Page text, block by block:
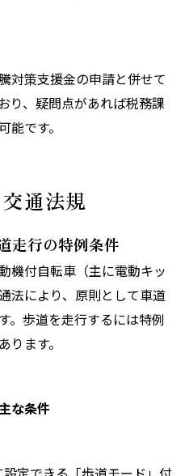
対策支援金の申請と併せて
り、疑問点があれば税務課
です。
通法規
走行の特例条件
機付自転車（主に電動キッ
法により、原則として車道
。歩道を走行するには特例
ます。
な条件